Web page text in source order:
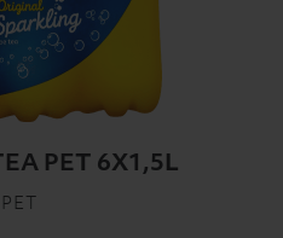
PET 6X1,5L